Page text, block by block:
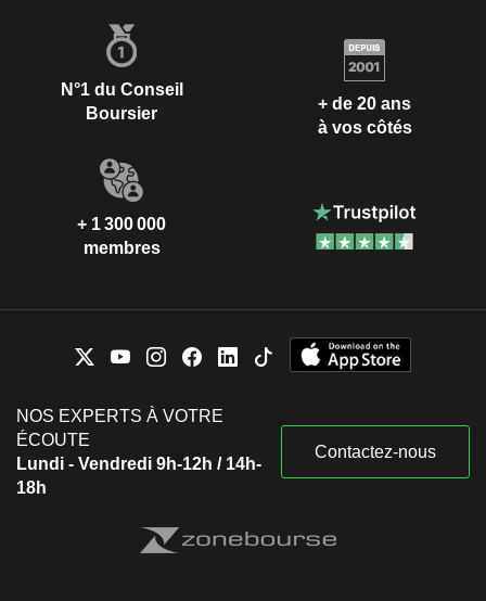
N°1 du Conseil
Boursier
+ de 20 ans
à vos côtés
+ 1 300 000
membres
NOS EXPERTS À VOTRE
ÉCOUTE
Lundi - Vendredi 9h-12h / 14h-
18h
Contactez-nous